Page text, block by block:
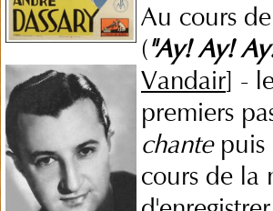
Au cours
("Ay! Ay!
Vandair] -
premiers
chantepuis
cours de la